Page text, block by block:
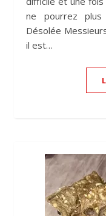
ne pourrez plus
Désolée
il est…